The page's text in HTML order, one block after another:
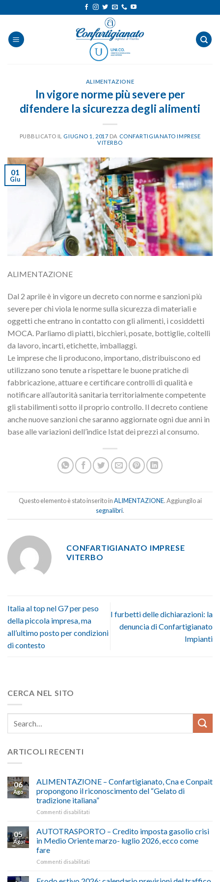
ai
contenuti
ALIMENTAZIONE
In vigore norme più severe per
difendere la sicurezza degli alimenti
PUBBLICATO IL GIUGNO 1, 2017 DA CONFARTIGIANATO IMPRESE
VITERBO
01
Giu
ALIMENTAZIONE
Dal 2 aprile è in vigore un decreto con norme e sanzioni più
severe per chi viola le norme sulla sicurezza di materiali e
oggetti che entrano in contatto con gli alimenti, i cosiddetti
MOCA. Parliamo di piatti, bicchieri, posate, bottiglie, coltelli
da lavoro, incarti, etichette, imballaggi.
Le imprese che li producono, importano, distribuiscono ed
utilizzano sono tenute a rispettare le buone pratiche di
fabbricazione, attuare e certificare controlli di qualità e
notificare all’autorità sanitaria territorialmente competente
gli stabilimenti sotto il proprio controllo. Il decreto contiene
anche nuove sanzioni che saranno aggiornate ogni due anni in
base alle variazioni dell’indice Istat dei prezzi al consumo.
Questo elemento è stato inserito inALIMENTAZIONE. Aggiungilo ai
segnalibri.
CONFARTIGIANATO IMPRESE
VITERBO
Italia al top nel G7 per peso
della piccola impresa, ma
all’ultimo posto per condizioni
di contesto
I furbetti delle dichiarazioni: la
denuncia di Confartigianato
Impianti
CERCA NEL SITO
ARTICOLI RECENTI
06
Ago
ALIMENTAZIONE – Confartigianato, Cna e Conpait
propongono il riconoscimento del “Gelato di
tradizione italiana”
Commenti disabilitati
–
Confartigianato,
Cna
il
05
Ago
AUTOTRASPORTO – Credito imposta gasolio crisi
in Medio Oriente marzo- luglio 2026, ecco come
fare
Commenti disabilitati
–